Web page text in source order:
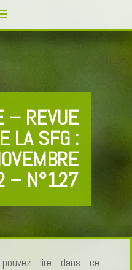
– REVUE
LA SFG :
– N°127
lire dans ce